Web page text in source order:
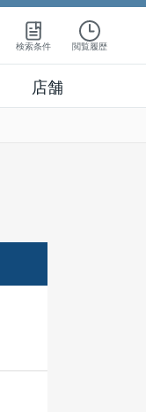
検索条件 閲覧履歴
店舗